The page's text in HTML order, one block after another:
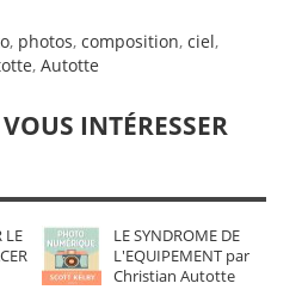
, photos, composition, ciel,
, Autotte
INTÉRESSER
LE
LE SYNDROME DE
L'EQUIPEMENT par
Christian Autotte